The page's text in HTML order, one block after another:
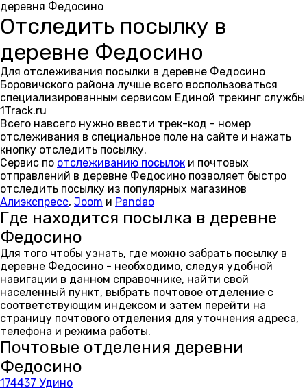
деревня Федосино
Отследить посылку в
деревне Федосино
Для отслеживания посылки в деревне Федосино
Боровичского района лучше всего воспользоваться
специализированным сервисом Единой трекинг службы
1Track.ru
Всего навсего нужно ввести трек-код - номер
отслеживания в специальное поле на сайте и нажать
кнопку отследить посылку.
Сервис по отслеживанию посылок и почтовых
отправлений в деревне Федосино позволяет быстро
отследить посылку из популярных магазинов
Алиэкспресс, Joom и Pandao
Где находится посылка в деревне
Федосино
Для того чтобы узнать, где можно забрать посылку в
деревне Федосино - необходимо, следуя удобной
навигации в данном справочнике, найти свой
населенный пункт, выбрать почтовое отделение с
соответствующим индексом и затем перейти на
страницу почтового отделения для уточнения адреса,
телефона и режима работы.
Почтовые отделения деревни
Федосино
174437 Удино